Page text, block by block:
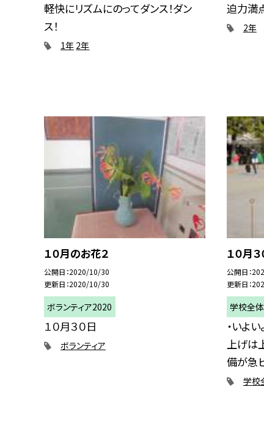
軽快にリズムにのってダンス！ダン
ス！
1年 2年
迫力満
2年
１０月のお花２
公開日 2020/10/30
更新日 2020/10/30
ボランティア2020
１０月３０日
ボランティア
１０月
公開日
更新日
学校全体
・いよ
上げは
備が急
学校